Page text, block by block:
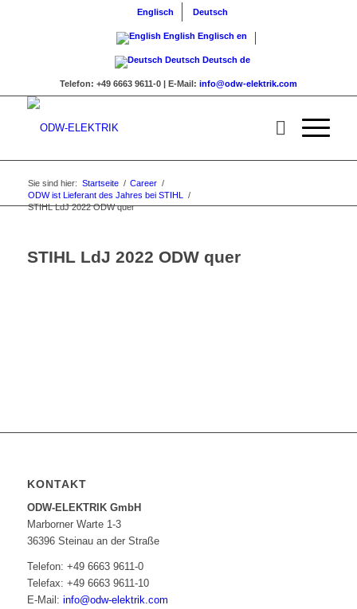
Englisch Deutsch
English Englisch en
Deutsch Deutsch de
Telefon: +49 6663 9611-0 | E-Mail: info@odw-elektrik.com
Sie sind hier: Startseite / Career /
ODW ist Lieferant des Jahres bei STIHL
/
STIHL LdJ 2022 ODW quer
STIHL LdJ 2022 ODW quer
KONTAKT
ODW-ELEKTRIK GmbH
Marborner Warte 1-3
36396 Steinau an der Straße
Telefon: +49 6663 9611-0
Telefax: +49 6663 9611-10
E-Mail: info@odw-elektrik.com